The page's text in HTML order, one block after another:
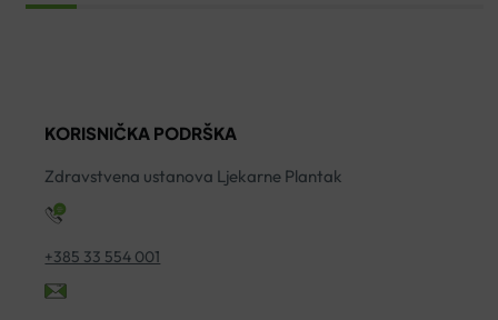
KORISNIČKA PODRŠKA
Zdravstvena ustanova Ljekarne Plantak
+385 33 554 001